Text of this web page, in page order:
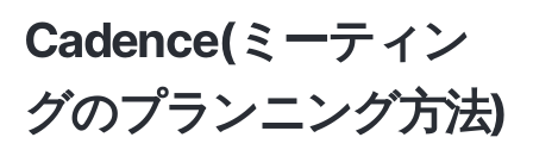
Cadence(ミーティン
グのプランニング方法)